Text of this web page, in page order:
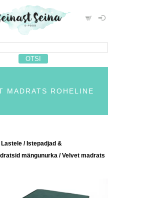
MADRATS ROHELINE
Lastele / Istepadjad &
mängunurka / Velvet madrats